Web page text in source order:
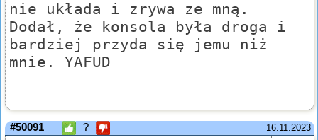
nie układa i zrywa ze mną.
Dodał, że konsola była droga i
bardziej przyda się jemu niż
mnie. YAFUD
16.11.2023
#50091 ?